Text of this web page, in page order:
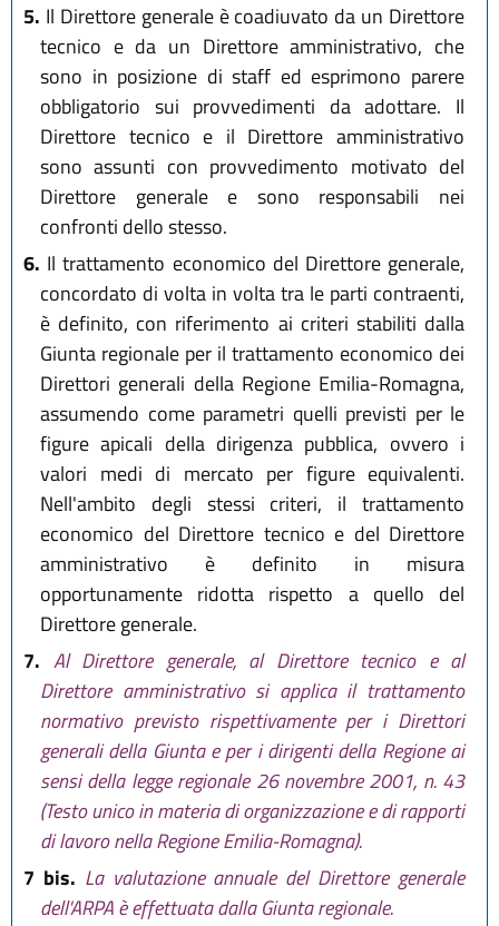
5. Il Direttore generale è coadiuvato da un Direttore
tecnico e da un Direttore amministrativo, che
sono in posizione di staff ed esprimono parere
obbligatorio sui provvedimenti da adottare. Il
Direttore tecnico e il Direttore amministrativo
sono assunti con provvedimento motivato del
Direttore generale e sono responsabili nei
confronti dello stesso.
6. Il trattamento economico del Direttore generale,
concordato di volta in volta tra le parti contraenti,
è definito, con riferimento ai criteri stabiliti dalla
Giunta regionale per il trattamento economico dei
Direttori generali della Regione Emilia-Romagna,
assumendo come parametri quelli previsti per le
figure apicali della dirigenza pubblica, ovvero i
valori medi di mercato per figure equivalenti.
Nell'ambito degli stessi criteri, il trattamento
economico del Direttore tecnico e del Direttore
amministrativo è definito in misura
opportunamente ridotta rispetto a quello del
Direttore generale.
7. Al Direttore generale, al Direttore tecnico e al
Direttore amministrativo si applica il trattamento
normativo previsto rispettivamente per i Direttori
generali della Giunta e per i dirigenti della Regione ai
sensi della legge regionale 26 novembre 2001, n. 43
(Testo unico in materia di organizzazione e di rapporti
di lavoro nella Regione Emilia-Romagna).
7 bis. La valutazione annuale del Direttore generale
dell'ARPA è effettuata dalla Giunta regionale.